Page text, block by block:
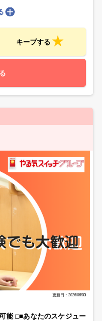
キープする
更新日：2026/06/03
能 □■あなたのスケジュー